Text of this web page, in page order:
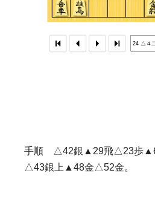
手順 △42銀▲29飛△23歩
△43銀上▲48金△52金。